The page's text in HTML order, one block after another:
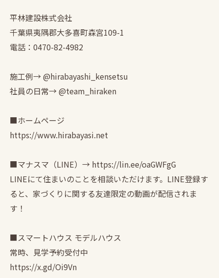
平林建設株式会社
千葉県夷隅郡大多喜町森宮109-1
電話：0470-82-4982
施工例→ @hirabayashi_kensetsu
社員の日常→ @team_hiraken
■ホームページ
https://www.hirabayasi.net
■マナスマ（LINE）→ https://lin.ee/oaGWFgG
LINEにて住まいのことを相談いただけます。LINE登録す
ると、家づくりに関する友達限定の動画が配信されま
す！
■スマートハウス モデルハウス
常時、見学予約受付中
https://x.gd/Oi9Vn